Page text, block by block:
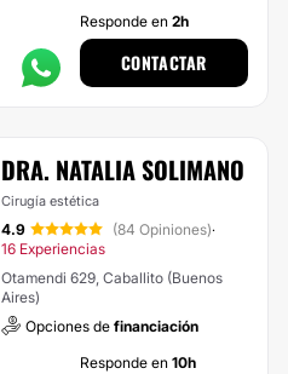
Responde en 2h
CONTACTAR
DRA. NATALIA SOLIMANO
Cirugía estética
4.9 (84 Opiniones)·
16 Experiencias
Otamendi 629, Caballito (Buenos
Aires)
Opciones de financiación
Responde en 10h